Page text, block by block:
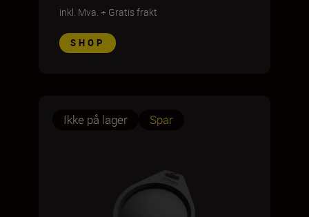
inkl. Mva. + Gratis frakt
SHOP
Ikke på lager Spar